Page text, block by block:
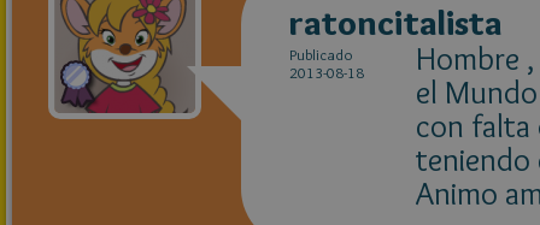
ratoncitalista
Publicado
2013-08-18
Hombre
el
con falta
teniendo
Animo